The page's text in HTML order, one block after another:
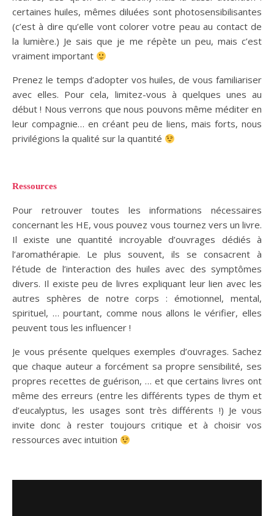
certaines huiles, mêmes diluées sont photosensibilisantes
(c’est à dire qu’elle vont colorer votre peau au contact de
la lumière.) Je sais que je me répète un peu, mais c’est
vraiment important
Prenez le temps d’adopter vos huiles, de vous familiariser
avec elles. Pour cela, limitez-vous à quelques unes au
début ! Nous verrons que nous pouvons même méditer en
leur compagnie… en créant peu de liens, mais forts, nous
privilégions la qualité sur la quantité
Ressources
Pour retrouver toutes les informations nécessaires
concernant les HE, vous pouvez vous tournez vers un livre.
Il existe une quantité incroyable d’ouvrages dédiés à
l’aromathérapie. Le plus souvent, ils se consacrent à
l’étude de l’interaction des huiles avec des symptômes
divers. Il existe peu de livres expliquant leur lien avec les
autres sphères de notre corps : émotionnel, mental,
spirituel, … pourtant, comme nous allons le vérifier, elles
peuvent tous les influencer !
Je vous présente quelques exemples d’ouvrages. Sachez
que chaque auteur a forcément sa propre sensibilité, ses
propres recettes de guérison, … et que certains livres ont
même des erreurs (entre les différents types de thym et
d’eucalyptus, les usages sont très différents !) Je vous
invite donc à rester toujours critique et à choisir vos
ressources avec intuition